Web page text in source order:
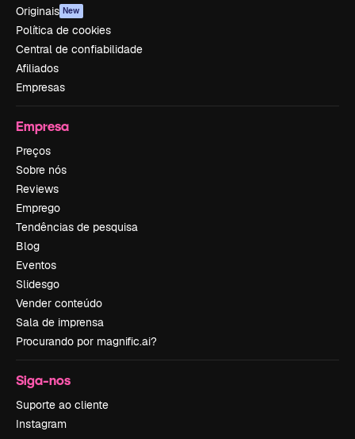
Originais New
Política de cookies
Central de confiabilidade
Afiliados
Empresas
Empresa
Preços
Sobre nós
Reviews
Emprego
Tendências de pesquisa
Blog
Eventos
Slidesgo
Vender conteúdo
Sala de imprensa
Procurando por magnific.ai?
Siga-nos
Suporte ao cliente
Instagram